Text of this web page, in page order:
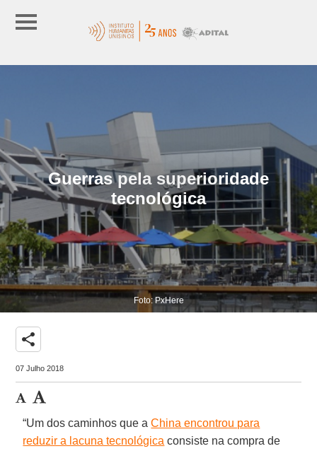
Guerras pela superioridade
tecnológica
Foto: PxHere
share
07 Julho 2018
“Um dos caminhos que aChina encontrou para
reduzir a lacuna tecnológica consiste na compra de